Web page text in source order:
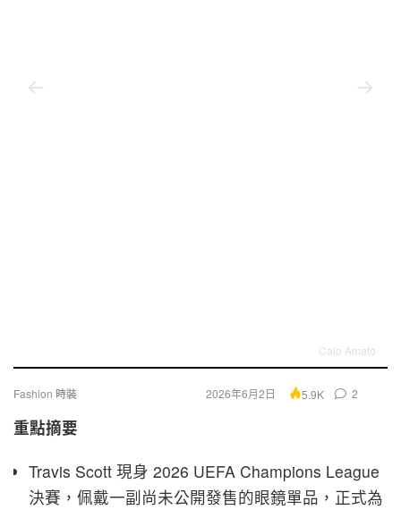
Caio Amato
Fashion 時裝 2026年6月2日 5.9K 2
重點摘要
Travis Scott 現身 2026 UEFA Champions League
決賽，佩戴一副尚未公開發售的眼鏡單品，正式為